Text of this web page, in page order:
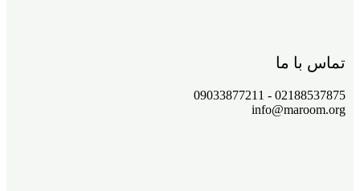
تماس با ما
02188537875 - 09033877211
info@maroom.org